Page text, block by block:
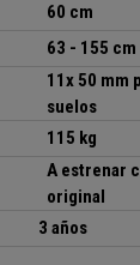
60 cm
63 - 155 cm
11x 50 mm
suelos
115 kg
A estrenar
original
3 años